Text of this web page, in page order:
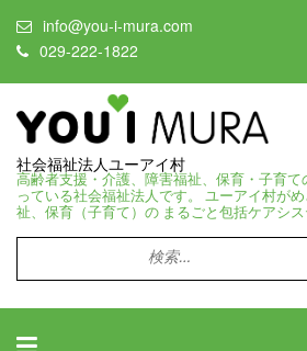
info@you-i-mura.com
029-222-1822
社会福祉法人ユーアイ村
高齢者支援・介護、障害福祉、保育・子育
っている社会福祉法人です。 ユーアイ村が
祉、保育（子育て）の まるごと包括ケアシス
検
索: